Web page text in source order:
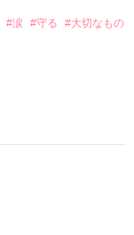
#涙 #守る
#大切なもの